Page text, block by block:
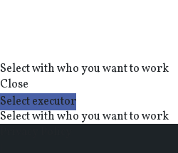
Select with who you want to work
Close
Select executor
Select with who you want to work